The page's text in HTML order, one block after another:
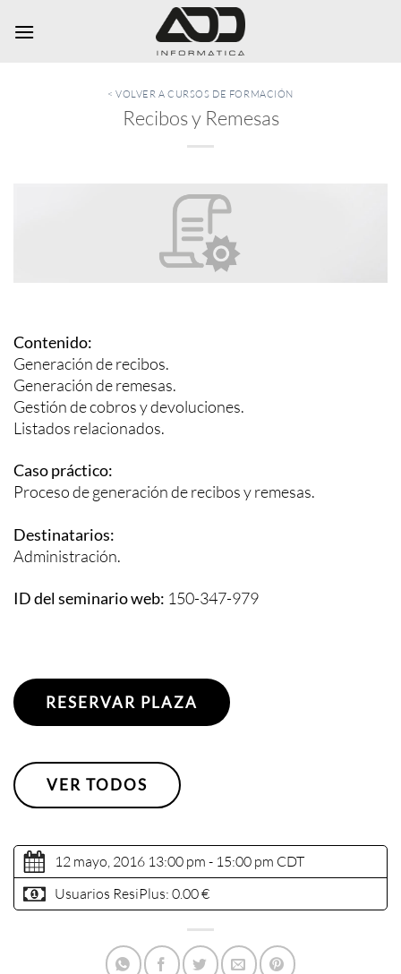
< VOLVER A CURSOS DE FORMACIÓN
Recibos y Remesas
Contenido:
Generación de recibos.
Generación de remesas.
Gestión de cobros y devoluciones.
Listados relacionados.
Caso práctico:
Proceso de generación de recibos y remesas.
Destinatarios:
Administración.
ID del seminario web: 150-347-979
RESERVAR PLAZA
VER TODOS
12 mayo, 2016 13:00 pm - 15:00 pm CDT
Usuarios ResiPlus: 0.00 €